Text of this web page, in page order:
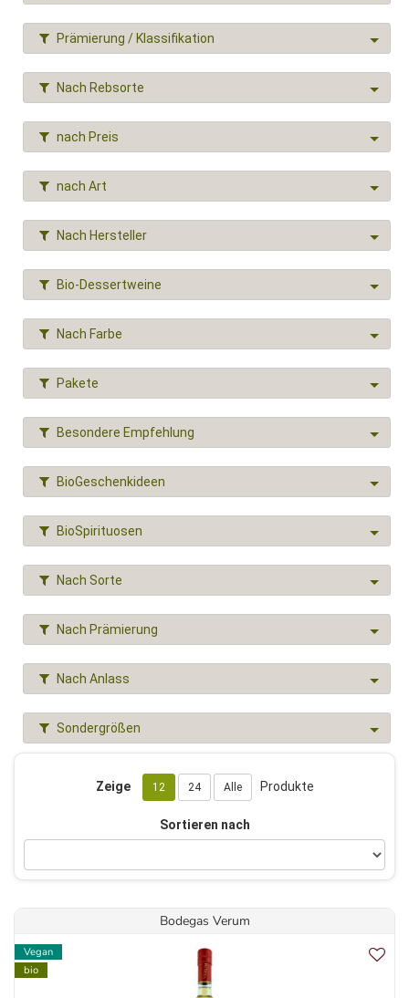
Prämierung / Klassifikation
Nach Rebsorte
nach Preis
nach Art
Nach Hersteller
Bio-Dessertweine
Nach Farbe
Pakete
Besondere Empfehlung
BioGeschenkideen
BioSpirituosen
Nach Sorte
Nach Prämierung
Nach Anlass
Sondergrößen
Zeige 12 24 Alle Produkte
Sortieren nach
Bodegas Verum
Vegan
bio